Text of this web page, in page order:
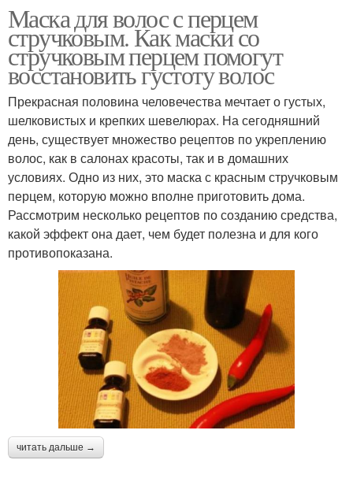
Маска для волос с перцем
стручковым. Как маски со
стручковым перцем помогут
восстановить густоту волос
Прекрасная половина человечества мечтает о густых,
шелковистых и крепких шевелюрах. На сегодняшний
день, существует множество рецептов по укреплению
волос, как в салонах красоты, так и в домашних
условиях. Одно из них, это маска с красным стручковым
перцем, которую можно вполне приготовить дома.
Рассмотрим несколько рецептов по созданию средства,
какой эффект она дает, чем будет полезна и для кого
противопоказана.
читать дальше →